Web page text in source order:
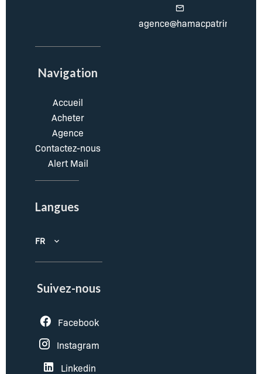
Navigation
Accueil
Acheter
Agence
Contactez-nous
Alert Mail
Langues
FR
Suivez-nous
Facebook
Instagram
Linkedin